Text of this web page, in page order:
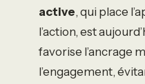
active, qui place
l’action, est
favorise l’ancrage
l’engagement,